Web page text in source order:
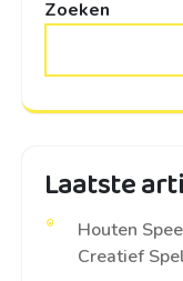
Zoeken
Laatste
Houten
Creatief